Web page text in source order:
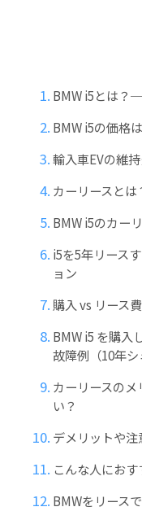
BMW i5とは？
BMW i5の価格
輸入車EVの維
カーリースとは
BMW i5のカー
i5を5年リース
ョン
購入 vs リース
BMW i5 を購入
故障例（10年シ
カーリースの
い？
デメリットや注
こんな人におす
BMWをリース